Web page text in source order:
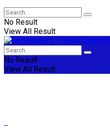
No Result
View All Result
No Result
View All Result